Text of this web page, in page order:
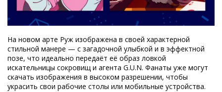
На новом арте Руж изображена в своей характерной
стильной манере — с загадочной улыбкой и в эффектной
позе, что идеально передаёт её образ ловкой
искательницы сокровищ и агента G.U.N. Фанаты уже могут
скачать изображения в высоком разрешении, чтобы
украсить свои рабочие столы или мобильные устройства.